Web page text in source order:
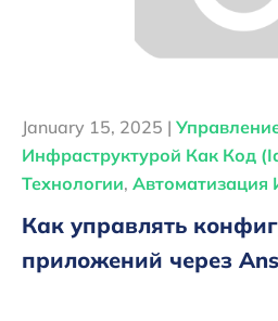
January 15, 2025 |
Инфраструктурой Как Код
Технологии, Автоматизация
Как управлять
приложений через